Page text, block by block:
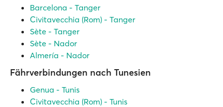
Barcelona - Tanger
Civitavecchia (Rom) - Tanger
Sète - Tanger
Sète - Nador
Almería - Nador
Fährverbindungen nach Tunesien
Genua - Tunis
Civitavecchia (Rom) - Tunis